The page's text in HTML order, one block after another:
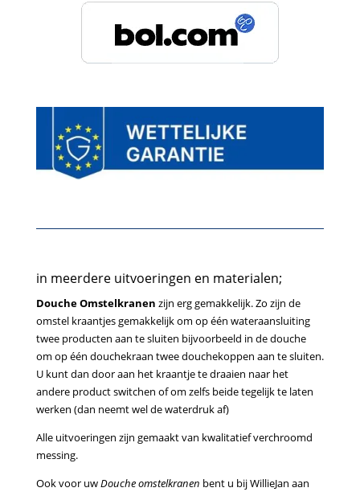
in meerdere uitvoeringen en materialen;
Douche Omstelkranen zijn erg gemakkelijk. Zo zijn de
omstel kraantjes gemakkelijk om op één wateraansluiting
twee producten aan te sluiten bijvoorbeeld in de douche
om op één douchekraan twee douchekoppen aan te sluiten.
U kunt dan door aan het kraantje te draaien naar het
andere product switchen of om zelfs beide tegelijk te laten
werken (dan neemt wel de waterdruk af)
Alle uitvoeringen zijn gemaakt van kwalitatief verchroomd
messing.
Ook voor uwDouche omstelkranen bent u bij WillieJan aan